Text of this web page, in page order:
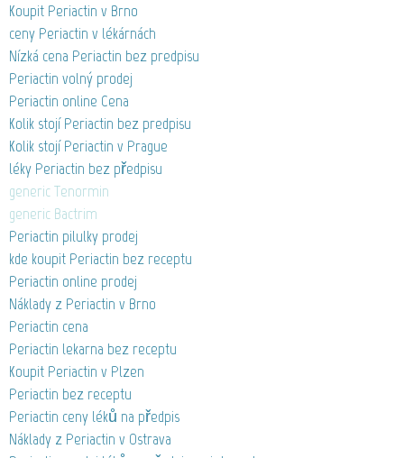
Koupit Periactin v Brno
ceny Periactin v lékárnách
Nízká cena Periactin bez predpisu
Periactin volný prodej
Periactin online Cena
Kolik stojí Periactin bez predpisu
Kolik stojí Periactin v Prague
léky Periactin bez předpisu
generic Tenormin
generic Bactrim
Periactin pilulky prodej
kde koupit Periactin bez receptu
Periactin online prodej
Náklady z Periactin v Brno
Periactin cena
Periactin lekarna bez receptu
Koupit Periactin v Plzen
Periactin bez receptu
Periactin ceny léků na předpis
Náklady z Periactin v Ostrava